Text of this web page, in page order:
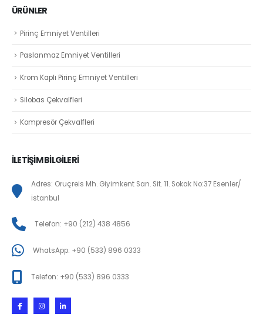
ÜRÜNLER
Pirinç Emniyet Ventilleri
Paslanmaz Emniyet Ventilleri
Krom Kaplı Pirinç Emniyet Ventilleri
Silobas Çekvalfleri
Kompresör Çekvalfleri
İLETİŞİM BİLGİLERİ
Adres: Oruçreis Mh. Giyimkent San. Sit. 11. Sokak No:37 Esenler/
İstanbul
Telefon: +90 (212) 438 4856
WhatsApp: +90 (533) 896 0333
Telefon: +90 (533) 896 0333